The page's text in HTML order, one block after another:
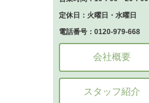
定休日：火曜日・水曜日
電話番号：0120-979-668
会社概要
スタッフ紹介